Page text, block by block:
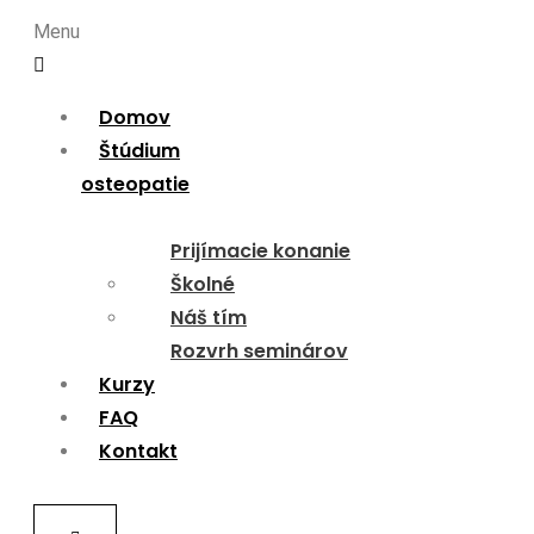
Menu
Domov
Štúdium
osteopatie
Prijímacie konanie
Školné
Náš tím
Rozvrh seminárov
Kurzy
FAQ
Kontakt